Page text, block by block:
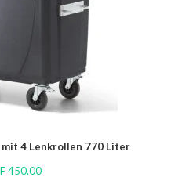
4 Lenkrollen 770 Liter
450.00